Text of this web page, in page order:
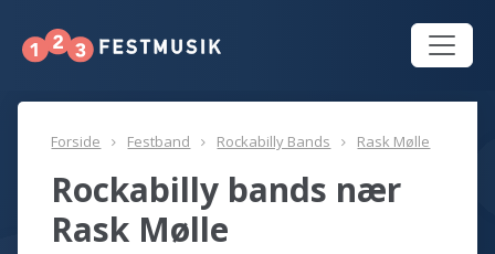
Forside Festband Rockabilly Bands Rask Mølle
Rockabilly bands nær
Rask Mølle